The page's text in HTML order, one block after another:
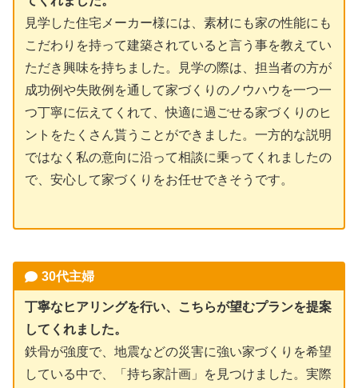
見学した住宅メーカー様には、素材にも家の性能にも
こだわりを持って建築されていると言う事を教えてい
ただき興味を持ちました。見学の際は、担当者の方が
成功例や失敗例を通して家づくりのノウハウを一つ一
つ丁寧に伝えてくれて、快適に過ごせる家づくりのヒ
ントをたくさん貰うことができました。一方的な説明
ではなく私の意向に沿って相談に乗ってくれましたの
で、安心して家づくりをお任せできそうです。
30代主婦
丁寧なヒアリングを行い、こちらが望むプランを提案
してくれました。
鉄骨が強度で、地震などの災害に強い家づくりを希望
している中で、「持ち家計画」を見つけました。実際